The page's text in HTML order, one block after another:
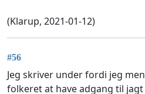
(Klarup, 2021-01-12)
#56
Jeg skriver under fordi jeg
folkeret at have adgang til